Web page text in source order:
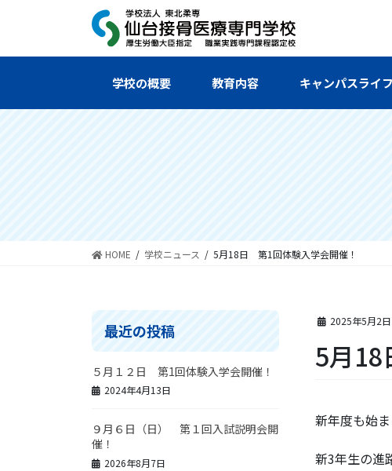
学校の概要 教育内容 キャンパスライフ
HOME 学校ニュース 5月18日 第1回体験入学会開催！
2025年5月2日
5月
新年度も始
新3年生の進
最近の投稿
５月１２日 第1回体験入学会開催！
2024年4月13日
９月６日（日） 第１回入試説明会開
催！
2026年8月7日